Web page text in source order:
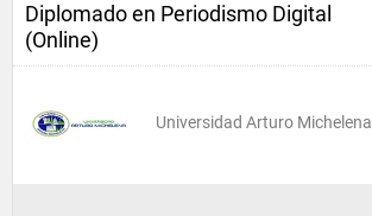
Diplomado en Periodismo Digital
(Online)
Universidad Arturo Michelena